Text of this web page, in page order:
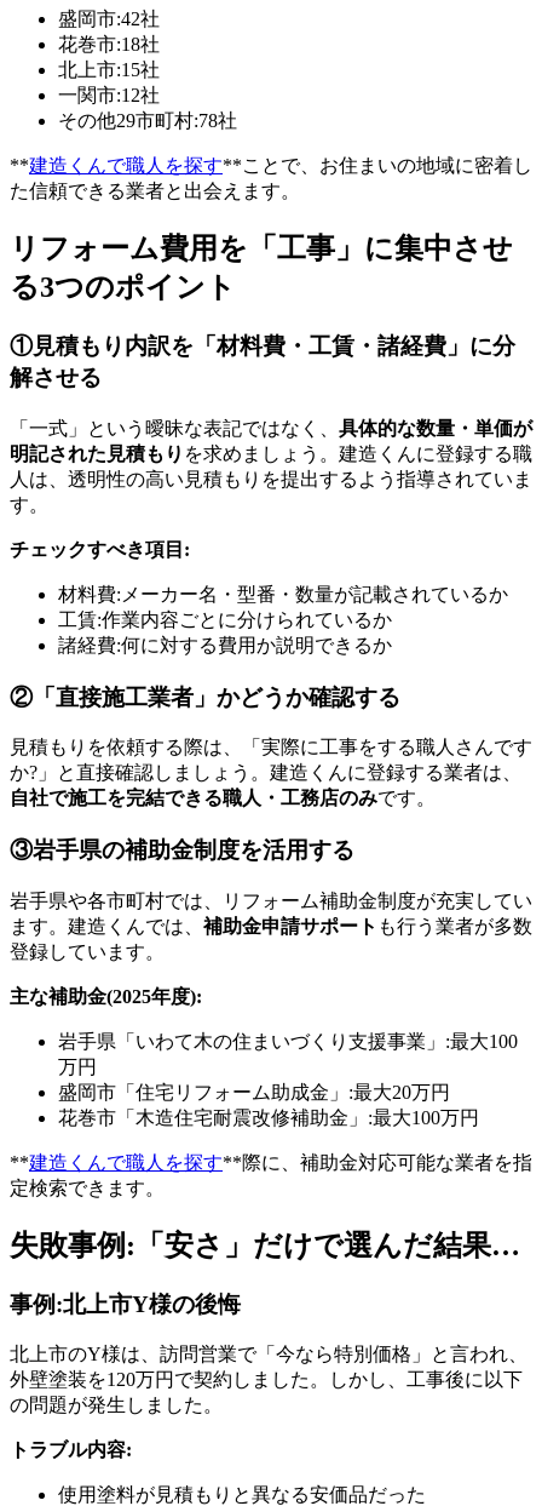
盛岡市:42社
花巻市:18社
北上市:15社
一関市:12社
その他29市町村:78社
**建造くんで職人を探す**ことで、お住まいの地域に密着し
た信頼できる業者と出会えます。
リフォーム費用を「工事」に集中させ
る3つのポイント
①見積もり内訳を「材料費・工賃・諸経費」に分
解させる
「一式」という曖昧な表記ではなく、 具体的な数量・単価が
明記された見積もり を求めましょう。建造くんに登録する職
人は、透明性の高い見積もりを提出するよう指導されていま
す。
チェックすべき項目:
材料費:メーカー名・型番・数量が記載されているか
工賃:作業内容ごとに分けられているか
諸経費:何に対する費用か説明できるか
②「直接施工業者」かどうか確認する
見積もりを依頼する際は、「実際に工事をする職人さんです
か?」と直接確認しましょう。建造くんに登録する業者は、
自社で施工を完結できる職人・工務店のみです。
③岩手県の補助金制度を活用する
岩手県や各市町村では、リフォーム補助金制度が充実してい
ます。建造くんでは、 補助金申請サポート も行う業者が多数
登録しています。
主な補助金(2025年度):
岩手県「いわて木の住まいづくり支援事業」:最大100
万円
盛岡市「住宅リフォーム助成金」:最大20万円
花巻市「木造住宅耐震改修補助金」:最大100万円
**建造くんで職人を探す**際に、補助金対応可能な業者を指
定検索できます。
失敗事例:「安さ」だけで選んだ結果…
事例:北上市Y様の後悔
北上市のY様は、訪問営業で「今なら特別価格」と言われ、
外壁塗装を120万円で契約しました。しかし、工事後に以下
の問題が発生しました。
トラブル内容:
使用塗料が見積もりと異なる安価品だった